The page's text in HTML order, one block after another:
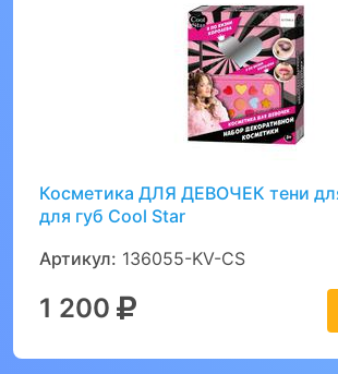
Косметика ДЛЯ ДЕВОЧЕК тени
для губ Cool Star
Артикул: 136055-KV-CS
1 200